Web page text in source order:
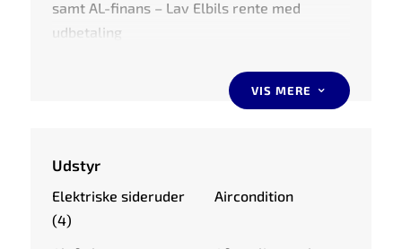
samt AL-finans – Lav Elbils rente med
udbetaling
🗺️ Mulighed for tilkøb af udvidet garanti
🔏 Den annoncerede pris er uden udvidet
garanti inkluderet i prisen.
VIS MERE 3
Udstyr
Elektriske sideruder
(4)
Aircondition